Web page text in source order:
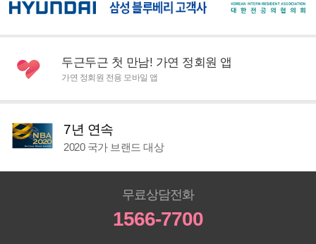
두근두근 첫 만남! 가연 정회원 앱
가연 정회원 전용 모바일 앱
7년 연속
2020 국가 브랜드 대상
무료상담전화
1566-7700